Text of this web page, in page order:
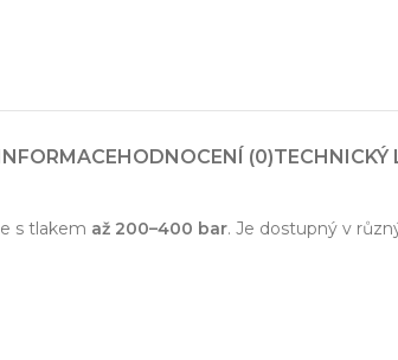
HODNOCENÍ (0)TECHNICKÝ
s tlakem až 200–400 bar. Je dostupný v